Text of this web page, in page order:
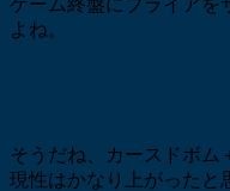
よね。
そうだね、カースドボム
現性はかなり上がったと